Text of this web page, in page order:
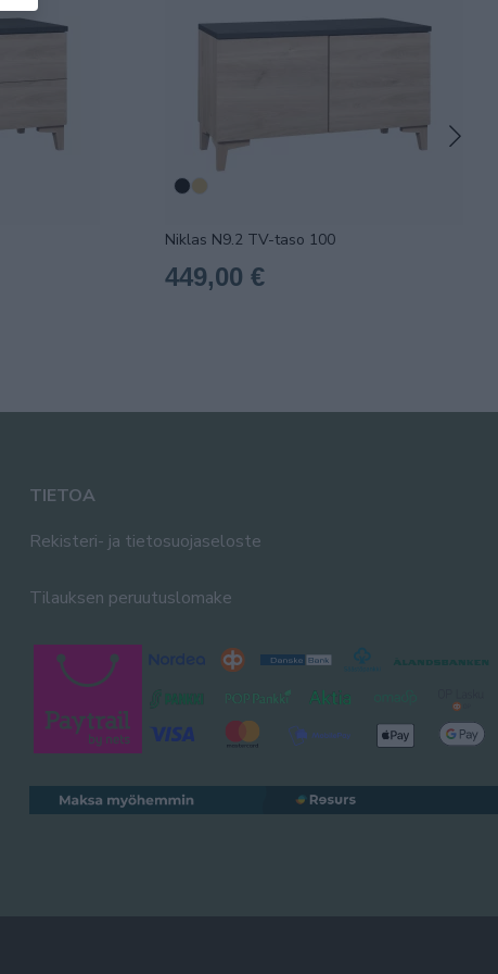
Niklas N9.2 TV-taso 100
449,00 €
TIETOA
Rekisteri- ja tietosuojaseloste
Tilauksen peruutuslomake